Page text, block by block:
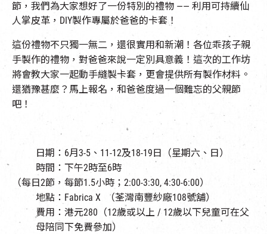
節，我們為大家想好了一份特別的禮物 —— 利用可持續仙
人掌皮革，DIY製作專屬於爸爸的卡套！
這份禮物不只獨一無二，還很實用和新潮！各位乖孩子親
手製作的禮物，對爸爸來說一定別具意義！這次的工作坊
將會教大家一起動手縫製卡套，更會提供所有製作材料。
還猶豫甚麼？馬上報名，和爸爸度過一個難忘的父親節
吧！
日期：6月3-5、11-12及18-19日（星期六、日）
時間：下午2時至6時
（每日2節，每節1.5小時；2:00-3:30, 4:30-6:00）
地點：Fabrica X （荃灣南豐紗廠108號舖）
費用：港元280（12歲或以上 / 12歲以下兒童可在父
母陪同下免費參加）